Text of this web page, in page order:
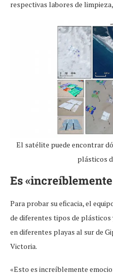
respectivas labores de
El satélite puede encontrar
plásticos
Es
Para probar su eficacia, el
de diferentes tipos de plásticos
en diferentes playas al sur de
Victoria.
«Esto es increíblemente